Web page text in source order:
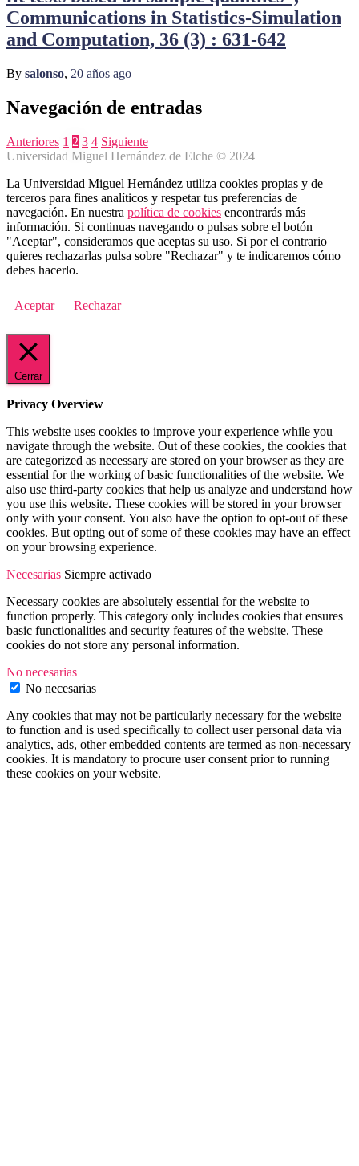
Communications in Statistics-Simulation
and Computation, 36 (3) : 631-642
By salonso, 20 años ago
Navegación de entradas
Anteriores 1 2 3 4 Siguiente
Universidad Miguel Hernández de Elche © 2024
La Universidad Miguel Hernández utiliza cookies propias y de
terceros para fines analíticos y respetar tus preferencias de
navegación. En nuestra política de cookies encontrarás más
información. Si continuas navegando o pulsas sobre el botón
"Aceptar", consideramos que aceptas su uso. Si por el contrario
quieres rechazarlas pulsa sobre "Rechazar" y te indicaremos cómo
debes hacerlo.
Aceptar Rechazar
Cerrar
Privacy Overview
This website uses cookies to improve your experience while you
navigate through the website. Out of these cookies, the cookies that
are categorized as necessary are stored on your browser as they are
essential for the working of basic functionalities of the website. We
also use third-party cookies that help us analyze and understand how
you use this website. These cookies will be stored in your browser
only with your consent. You also have the option to opt-out of these
cookies. But opting out of some of these cookies may have an effect
on your browsing experience.
Necesarias Siempre activado
Necessary cookies are absolutely essential for the website to
function properly. This category only includes cookies that ensures
basic functionalities and security features of the website. These
cookies do not store any personal information.
No necesarias
No necesarias
Any cookies that may not be particularly necessary for the website
to function and is used specifically to collect user personal data via
analytics, ads, other embedded contents are termed as non-necessary
cookies. It is mandatory to procure user consent prior to running
these cookies on your website.